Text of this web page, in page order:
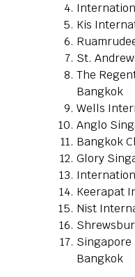
Kis
St.
The
Bangkok
Wells
Anglo
Bangkok
Glory
Keerapat
Nist
Bangkok